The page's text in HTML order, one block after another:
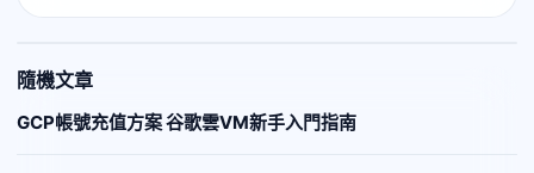
隨機文章
GCP帳號充值方案 谷歌雲VM新手入門指南